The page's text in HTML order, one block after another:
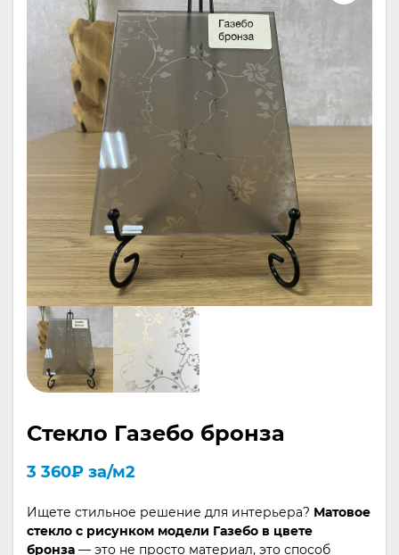
Стекло Газебо бронза
3 360₽ за/м2
Ищете стильное решение для интерьера? Матовое
стекло с рисунком модели Газебо в цвете
бронза — это не просто материал, это способ